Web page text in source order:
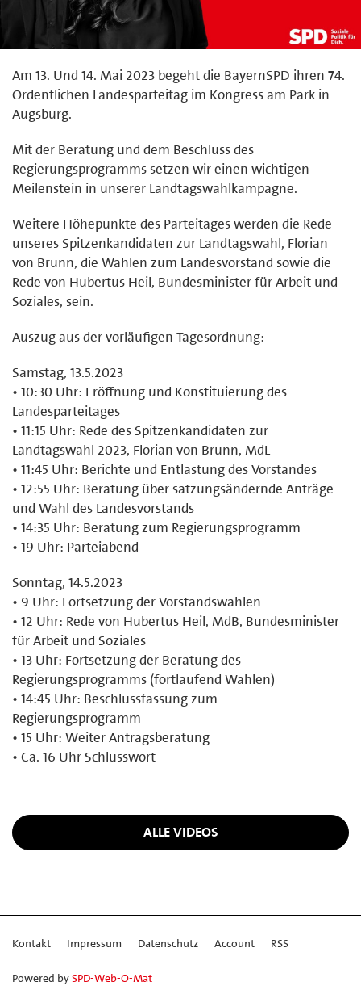
Am 13. Und 14. Mai 2023 begeht die BayernSPD ihren 74.
Ordentlichen Landesparteitag im Kongress am Park in
Augsburg.
Mit der Beratung und dem Beschluss des
Regierungsprogramms setzen wir einen wichtigen
Meilenstein in unserer Landtagswahlkampagne.
Weitere Höhepunkte des Parteitages werden die Rede
unseres Spitzenkandidaten zur Landtagswahl, Florian
von Brunn, die Wahlen zum Landesvorstand sowie die
Rede von Hubertus Heil, Bundesminister für Arbeit und
Soziales, sein.
Auszug aus der vorläufigen Tagesordnung:
Samstag, 13.5.2023
• 10:30 Uhr: Eröffnung und Konstituierung des
Landesparteitages
• 11:15 Uhr: Rede des Spitzenkandidaten zur
Landtagswahl 2023, Florian von Brunn, MdL
• 11:45 Uhr: Berichte und Entlastung des Vorstandes
• 12:55 Uhr: Beratung über satzungsändernde Anträge
und Wahl des Landesvorstands
• 14:35 Uhr: Beratung zum Regierungsprogramm
• 19 Uhr: Parteiabend
Sonntag, 14.5.2023
• 9 Uhr: Fortsetzung der Vorstandswahlen
• 12 Uhr: Rede von Hubertus Heil, MdB, Bundesminister
für Arbeit und Soziales
• 13 Uhr: Fortsetzung der Beratung des
Regierungsprogramms (fortlaufend Wahlen)
• 14:45 Uhr: Beschlussfassung zum
Regierungsprogramm
• 15 Uhr: Weiter Antragsberatung
• Ca. 16 Uhr Schlusswort
ALLE VIDEOS
Kontakt Impressum Datenschutz Account RSS
Powered bySPD-Web-O-Mat